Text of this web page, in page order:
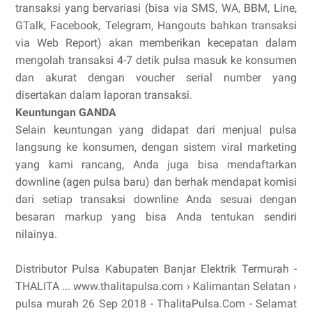
transaksi yang bervariasi (bisa via SMS, WA, BBM, Line,
GTalk, Facebook, Telegram, Hangouts bahkan transaksi
via Web Report) akan memberikan kecepatan dalam
mengolah transaksi 4-7 detik pulsa masuk ke konsumen
dan akurat dengan voucher serial number yang
disertakan dalam laporan transaksi.
Keuntungan GANDA
Selain keuntungan yang didapat dari menjual pulsa
langsung ke konsumen, dengan sistem viral marketing
yang kami rancang, Anda juga bisa mendaftarkan
downline (agen pulsa baru) dan berhak mendapat komisi
dari setiap transaksi downline Anda sesuai dengan
besaran markup yang bisa Anda tentukan sendiri
nilainya.
Distributor Pulsa Kabupaten Banjar Elektrik Termurah -
THALITA ... www.thalitapulsa.com › Kalimantan Selatan ›
pulsa murah 26 Sep 2018 - ThalitaPulsa.Com - Selamat